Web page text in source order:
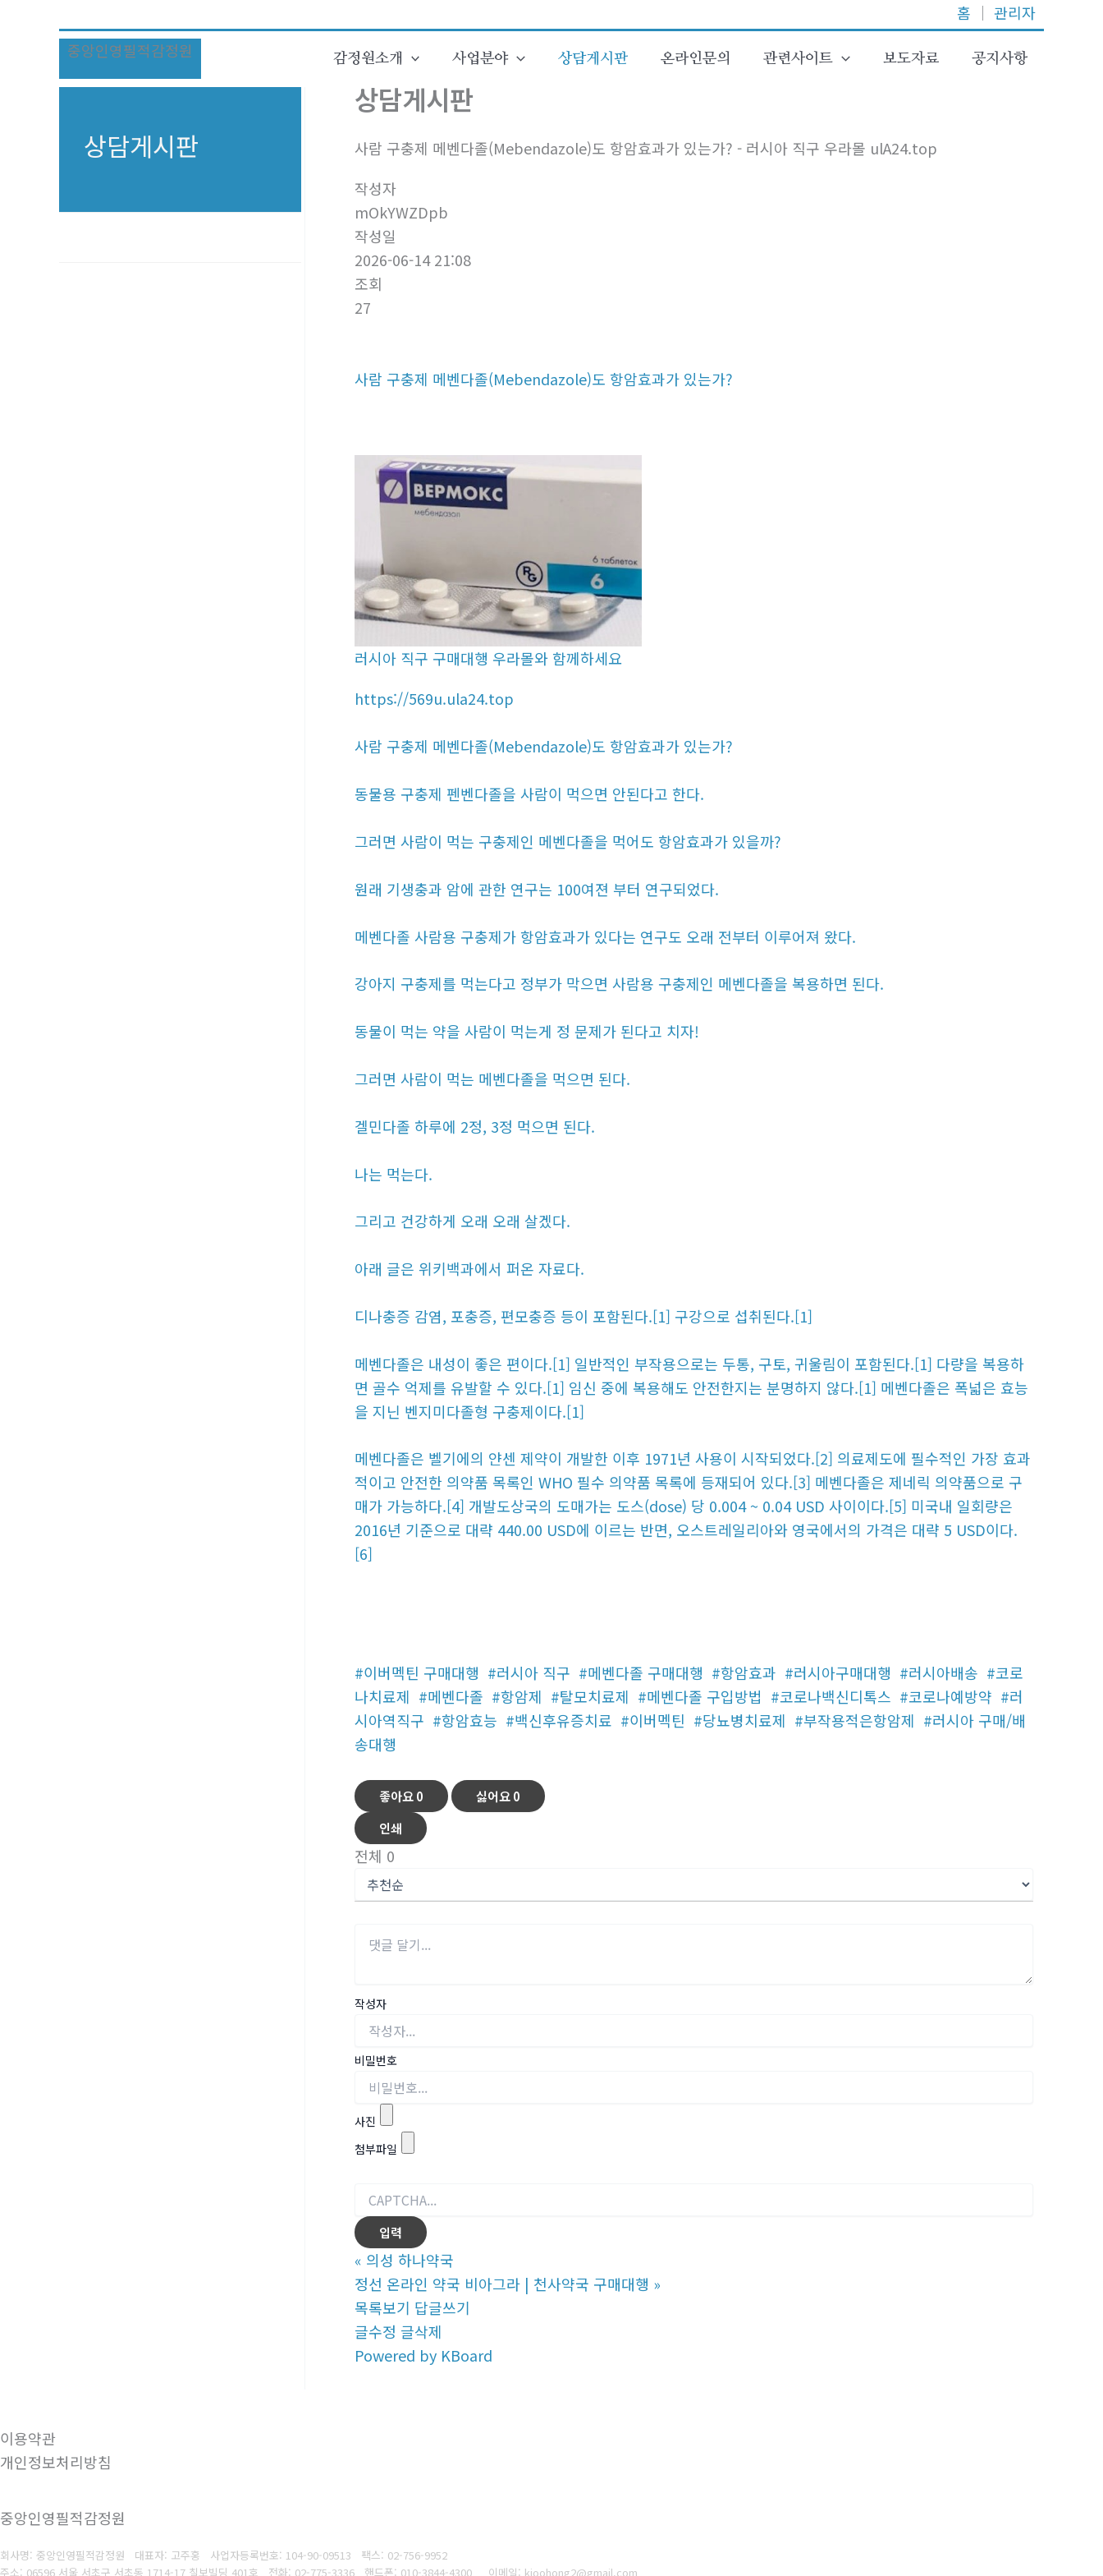
홈 │ 관리자
중앙인영필적감정원
감정원소개 사업분야 상담게시판 온라인문의 관련사이트 보도자료 공지사항
상담게시판
상담게시판
사람 구충제 메벤다졸(Mebendazole)도 항암효과가 있는가? - 러시아 직구 우라몰 ulA24.top
작성자
mOkYWZDpb
작성일
2026-06-14 21:08
조회
27
사람 구충제 메벤다졸(Mebendazole)도 항암효과가 있는가?
러시아 직구 구매대행 우라몰와 함께하세요
https://569u.ula24.top
사람 구충제 메벤다졸(Mebendazole)도 항암효과가 있는가?
동물용 구충제 펜벤다졸을 사람이 먹으면 안된다고 한다.
그러면 사람이 먹는 구충제인 메벤다졸을 먹어도 항암효과가 있을까?
원래 기생충과 암에 관한 연구는 100여젼 부터 연구되었다.
메벤다졸 사람용 구충제가 항암효과가 있다는 연구도 오래 전부터 이루어져 왔다.
강아지 구충제를 먹는다고 정부가 막으면 사람용 구충제인 메벤다졸을 복용하면 된다.
동물이 먹는 약을 사람이 먹는게 정 문제가 된다고 치자!
그러면 사람이 먹는 메벤다졸을 먹으면 된다.
겔민다졸 하루에 2정, 3정 먹으면 된다.
나는 먹는다.
그리고 건강하게 오래 오래 살겠다.
아래 글은 위키백과에서 퍼온 자료다.
디나충증 감염, 포충증, 편모충증 등이 포함된다.[1] 구강으로 섭취된다.[1]
메벤다졸은 내성이 좋은 편이다.[1] 일반적인 부작용으로는 두통, 구토, 귀울림이 포함된다.[1] 다량을 복용하
면 골수 억제를 유발할 수 있다.[1] 임신 중에 복용해도 안전한지는 분명하지 않다.[1] 메벤다졸은 폭넓은 효능
을 지닌 벤지미다졸형 구충제이다.[1]
메벤다졸은 벨기에의 얀센 제약이 개발한 이후 1971년 사용이 시작되었다.[2] 의료제도에 필수적인 가장 효과
적이고 안전한 의약품 목록인 WHO 필수 의약품 목록에 등재되어 있다.[3] 메벤다졸은 제네릭 의약품으로 구
매가 가능하다.[4] 개발도상국의 도매가는 도스(dose) 당 0.004 ~ 0.04 USD 사이이다.[5] 미국내 일회량은
2016년 기준으로 대략 440.00 USD에 이르는 반면, 오스트레일리아와 영국에서의 가격은 대략 5 USD이다.
[6]
#이버멕틴 구매대행 #러시아 직구 #메벤다졸 구매대행 #항암효과 #러시아구매대행 #러시아배송 #코로
나치료제 #메벤다졸 #항암제 #탈모치료제 #메벤다졸 구입방법 #코로나백신디톡스 #코로나예방약 #러
시아역직구 #항암효능 #백신후유증치료 #이버멕틴 #당뇨병치료제 #부작용적은항암제 #러시아 구매/배
송대행
좋아요0 싫어요0
인쇄
전체 0
작성자
비밀번호
사진
첨부파일
« 의성 하나약국
정선 온라인 약국 비아그라 | 천사약국 구매대행 »
목록보기 답글쓰기
글수정 글삭제
Powered by KBoard
이용약관
개인정보처리방침
중앙인영필적감정원
회사명: 중앙인영필적감정원 대표자: 고주홍 사업자등록번호: 104-90-09513
팩스: 02-756-9952
주소: 06596 서울 서초구 서초동 1714-17 칠보빌딩 401호 전화: 02-775-3336 핸드폰: 010-3844-4300 이메일: kjoohong2@gmail.com